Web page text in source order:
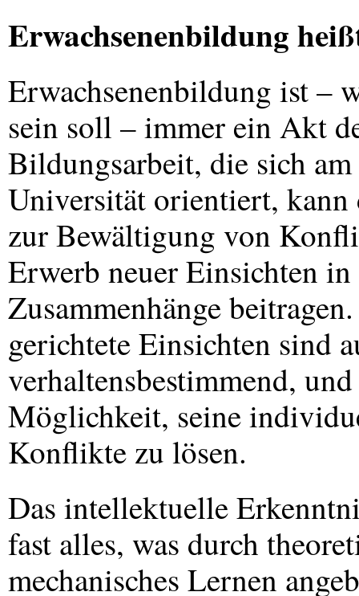
Erwachsenenbildung
Erwachsenenbildung ist –
sein soll – immer ein Akt
Bildungsarbeit, die sich
Universität orientiert, kann
zur Bewältigung von
Erwerb neuer Einsichten
Zusammenhänge
gerichtete Einsichten sind
verhaltensbestimmend,
Möglichkeit, seine
Konflikte zu lösen.
Das intellektuelle
fast alles, was durch
mechanisches Lernen